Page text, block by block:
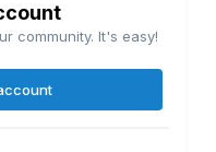
community. It's easy!